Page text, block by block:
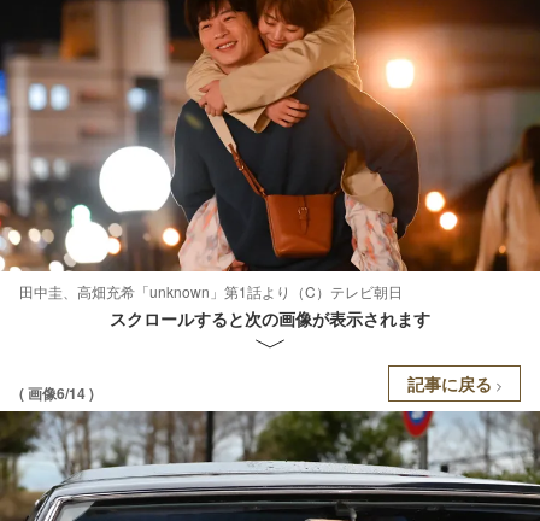
田中圭、高畑充希「unknown」第1話より（C）テレビ朝日
スクロールすると次の画像が表示されます
( 画像6/14 ) 記事に戻る